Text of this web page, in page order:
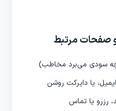
صفحات مرتبط
سودی می‌برد مخاطب)
یا دایرکت روشن
رزرو یا تماس